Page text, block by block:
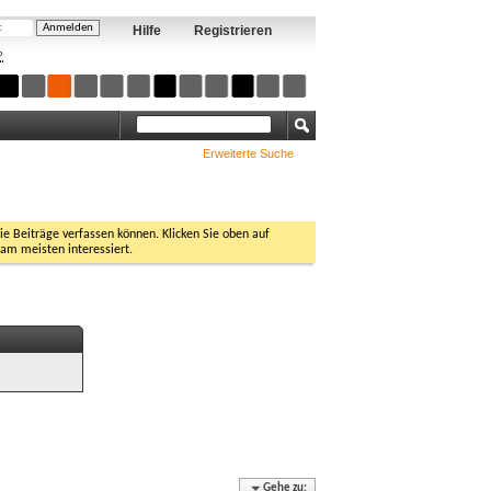
Registrieren
Hilfe
Erweiterte Suche
Beiträge verfassen können. Klicken Sie oben auf
am meisten interessiert.
Gehe zu: